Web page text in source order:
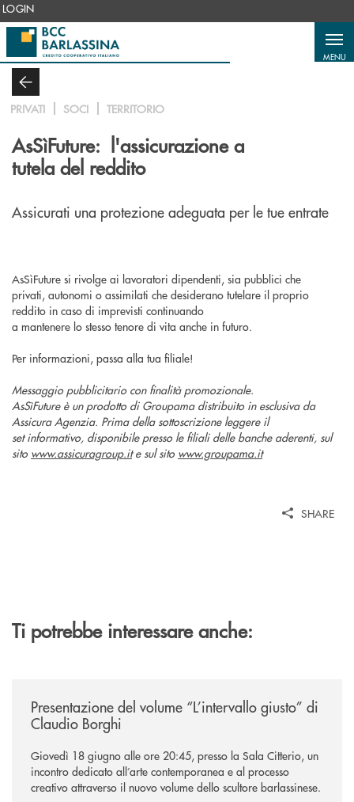
Salta al contenuto principale
LOGIN
MENU
PRIVATI SOCI TERRITORIO
AsSìFuture: l'assicurazione a
tutela del reddito
Assicurati una protezione adeguata per le tue entrate
AsSìFuture si rivolge ai lavoratori dipendenti, sia pubblici che
privati, autonomi o assimilati che desiderano tutelare il proprio
reddito in caso di imprevisti continuando
a mantenere lo stesso tenore di vita anche in futuro.
Per informazioni, passa alla tua filiale!
Messaggio pubblicitario con finalità promozionale.
AsSìFuture è un prodotto di Groupama distribuito in esclusiva da
Assicura Agenzia. Prima della sottoscrizione leggere il
set informativo, disponibile presso le filiali delle banche aderenti, sul
sito www.assicuragroup.ite sul sito www.groupama.it
SHARE
Ti potrebbe interessare anche:
Presentazione del volume “L’intervallo giusto” di
Claudio Borghi
Giovedì 18 giugno alle ore 20:45, presso la Sala Citterio, un
incontro dedicato all’arte contemporanea e al processo
creativo attraverso il nuovo volume dello scultore barlassinese.